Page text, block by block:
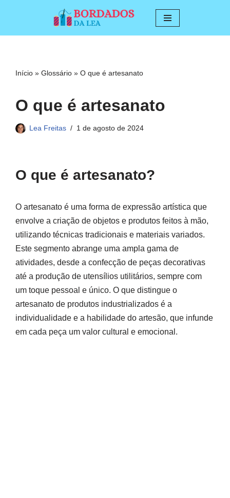
conteúdo
Início » Glossário » O que é artesanato
O que é artesanato
Lea Freitas 1 de agosto de 2024
O que é artesanato?
O artesanato é uma forma de expressão artística que
envolve a criação de objetos e produtos feitos à mão,
utilizando técnicas tradicionais e materiais variados.
Este segmento abrange uma ampla gama de
atividades, desde a confecção de peças decorativas
até a produção de utensílios utilitários, sempre com
um toque pessoal e único. O que distingue o
artesanato de produtos industrializados é a
individualidade e a habilidade do artesão, que infunde
em cada peça um valor cultural e emocional.